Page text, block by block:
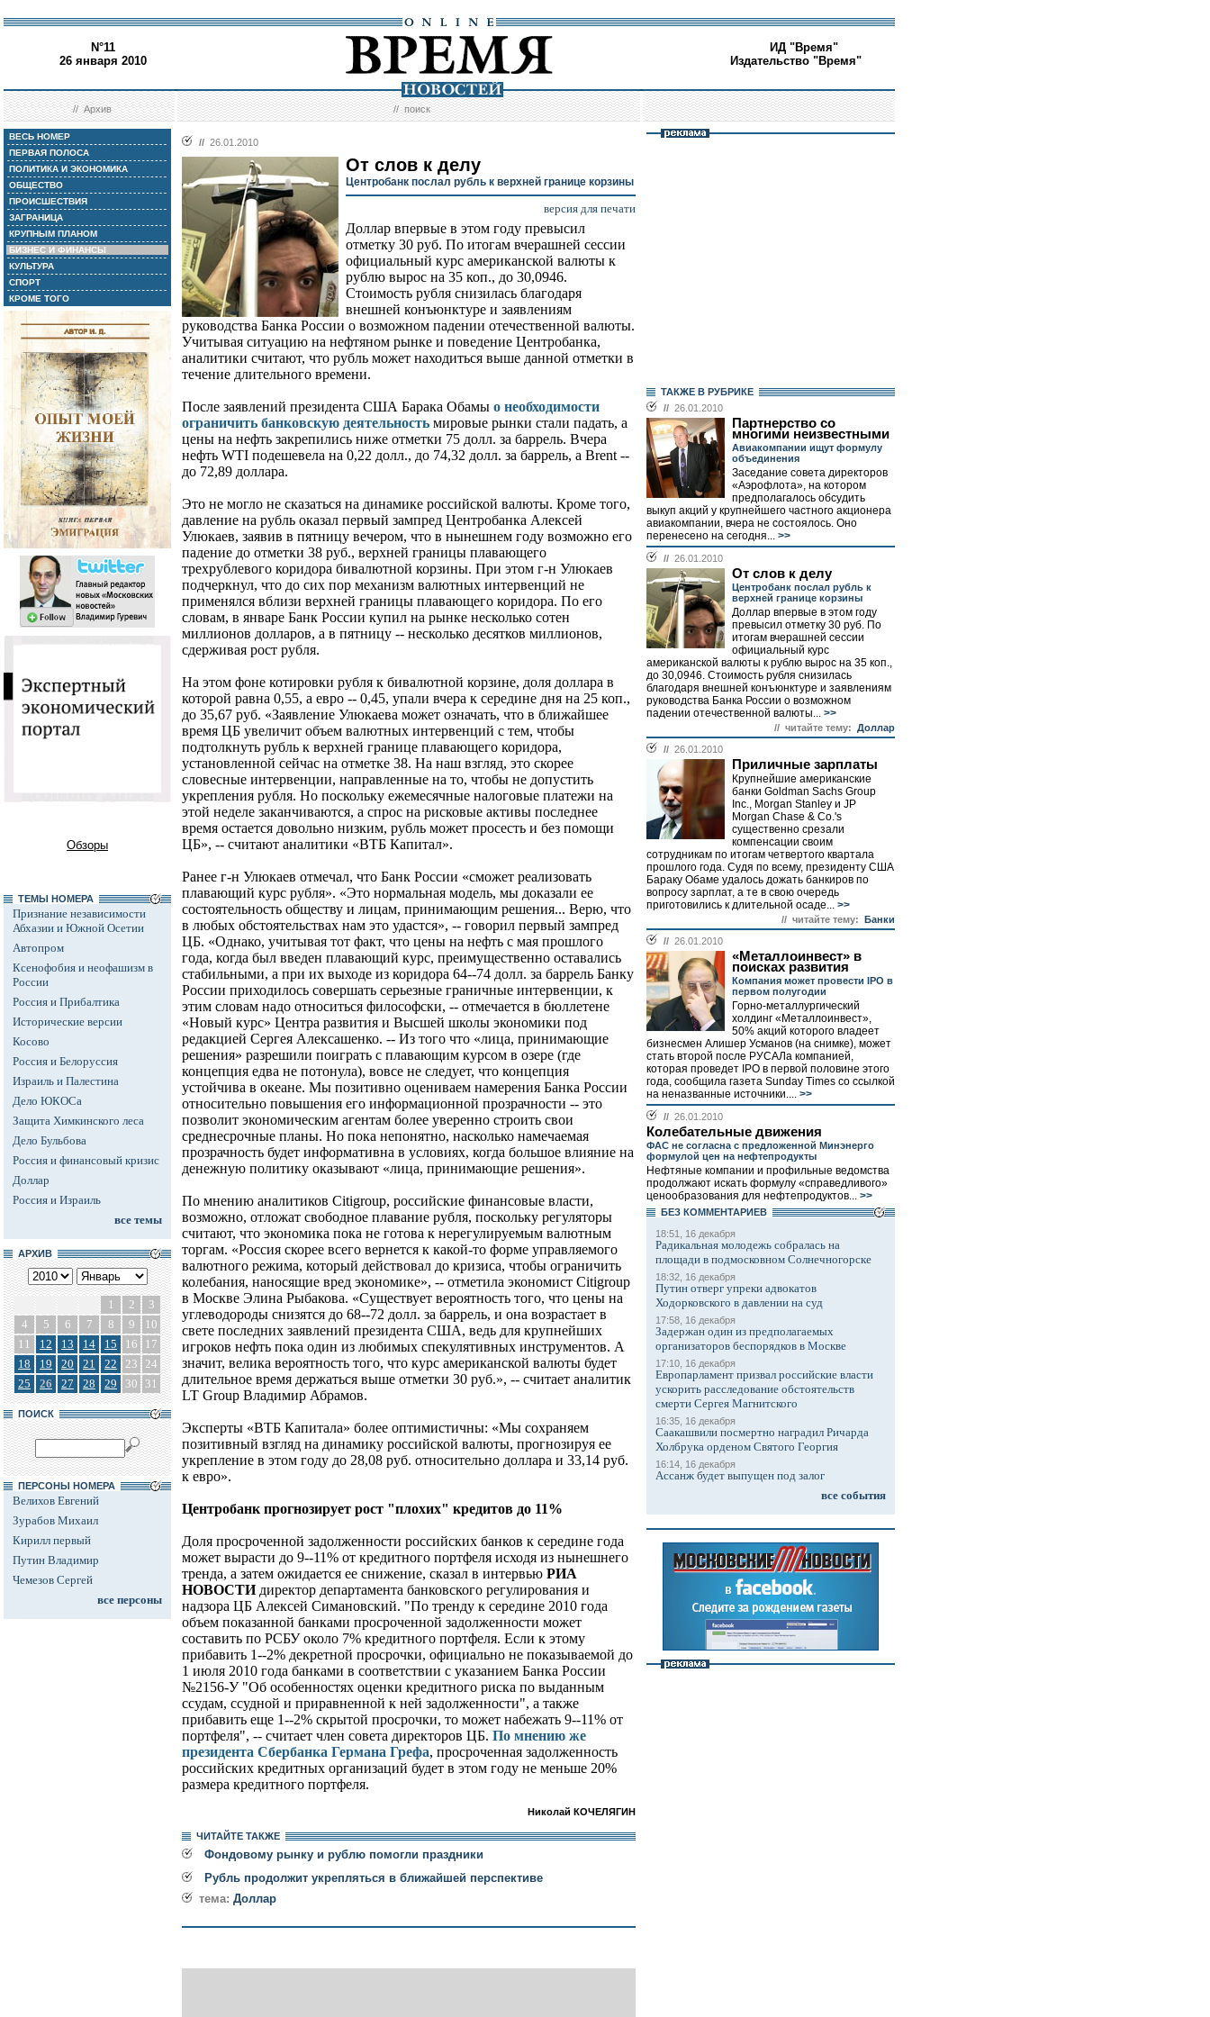
N°11
26 января 2010
ИД "Время"
Издательство "Время"
//Архив //поиск
ВЕСЬ НОМЕР
ПЕРВАЯ ПОЛОСА
ПОЛИТИКА И ЭКОНОМИКА
ОБЩЕСТВО
ПРОИСШЕСТВИЯ
ЗАГРАНИЦА
КРУПНЫМ ПЛАНОМ
БИЗНЕС И ФИНАНСЫ
КУЛЬТУРА
СПОРТ
КРОМЕ ТОГО
Обзоры
ТЕМЫ НОМЕРА
Признание независимости
Абхазии и Южной Осетии
Автопром
Ксенофобия и неофашизм в
России
Россия и Прибалтика
Исторические версии
Косово
Россия и Белоруссия
Израиль и Палестина
Дело ЮКОСа
Защита Химкинского леса
Дело Бульбова
Россия и финансовый кризис
Доллар
Россия и Израиль
все темы
АРХИВ
1 2
3
4
5 6 7 8 9
10
11
12 13 14 15 16
17
18
19 20 21 22 23 24
25
26 27 28 29 30 31
ПОИСК
ПЕРСОНЫ НОМЕРА
Велихов Евгений
Зурабов Михаил
Кирилл первый
Путин Владимир
Чемезов Сергей
все персоны
// 26.01.2010
От слов к делу
Центробанк послал рубль к верхней границе корзины
версия для печати
Доллар впервые в этом году превысил
отметку 30 руб. По итогам вчерашней сессии
официальный курс американской валюты к
рублю вырос на 35 коп., до 30,0946.
Стоимость рубля снизилась благодаря
внешней конъюнктуре и заявлениям
руководства Банка России о возможном падении отечественной валюты.
Учитывая ситуацию на нефтяном рынке и поведение Центробанка,
аналитики считают, что рубль может находиться выше данной отметки в
течение длительного времени.
После заявлений президента США Барака Обамы о необходимости
ограничить банковскую деятельность мировые рынки стали падать, а
цены на нефть закрепились ниже отметки 75 долл. за баррель. Вчера
нефть WTI подешевела на 0,22 долл., до 74,32 долл. за баррель, а Brent --
до 72,89 доллара.
Это не могло не сказаться на динамике российской валюты. Кроме того,
давление на рубль оказал первый зампред Центробанка Алексей
Улюкаев, заявив в пятницу вечером, что в нынешнем году возможно его
падение до отметки 38 руб., верхней границы плавающего
трехрублевого коридора бивалютной корзины. При этом г-н Улюкаев
подчеркнул, что до сих пор механизм валютных интервенций не
применялся вблизи верхней границы плавающего коридора. По его
словам, в январе Банк России купил на рынке несколько сотен
миллионов долларов, а в пятницу -- несколько десятков миллионов,
сдерживая рост рубля.
На этом фоне котировки рубля к бивалютной корзине, доля доллара в
которой равна 0,55, а евро -- 0,45, упали вчера к середине дня на 25 коп.,
до 35,67 руб. «Заявление Улюкаева может означать, что в ближайшее
время ЦБ увеличит объем валютных интервенций с тем, чтобы
подтолкнуть рубль к верхней границе плавающего коридора,
установленной сейчас на отметке 38. На наш взгляд, это скорее
словесные интервенции, направленные на то, чтобы не допустить
укрепления рубля. Но поскольку ежемесячные налоговые платежи на
этой неделе заканчиваются, а спрос на рисковые активы последнее
время остается довольно низким, рубль может просесть и без помощи
ЦБ», -- считают аналитики «ВТБ Капитал».
Ранее г-н Улюкаев отмечал, что Банк России «сможет реализовать
плавающий курс рубля». «Это нормальная модель, мы доказали ее
состоятельность обществу и лицам, принимающим решения... Верю, что
в любых обстоятельствах нам это удастся», -- говорил первый зампред
ЦБ. «Однако, учитывая тот факт, что цены на нефть с мая прошлого
года, когда был введен плавающий курс, преимущественно оставались
стабильными, а при их выходе из коридора 64--74 долл. за баррель Банку
России приходилось совершать серьезные граничные интервенции, к
этим словам надо относиться философски, -- отмечается в бюллетене
«Новый курс» Центра развития и Высшей школы экономики под
редакцией Сергея Алексашенко. -- Из того что «лица, принимающие
решения» разрешили поиграть с плавающим курсом в озере (где
концепция едва не потонула), вовсе не следует, что концепция
устойчива в океане. Мы позитивно оцениваем намерения Банка России
относительно повышения его информационной прозрачности -- это
позволит экономическим агентам более уверенно строить свои
среднесрочные планы. Но пока непонятно, насколько намечаемая
прозрачность будет информативна в условиях, когда большое влияние на
денежную политику оказывают «лица, принимающие решения».
По мнению аналитиков Citigroup, российские финансовые власти,
возможно, отложат свободное плавание рубля, поскольку регуляторы
считают, что экономика пока не готова к нерегулируемым валютным
торгам. «Россия скорее всего вернется к какой-то форме управляемого
валютного режима, который действовал до кризиса, чтобы ограничить
колебания, наносящие вред экономике», -- отметила экономист Citigroup
в Москве Элина Рыбакова. «Существует вероятность того, что цены на
углеводороды снизятся до 68--72 долл. за баррель, и она возрастает в
свете последних заявлений президента США, ведь для крупнейших
игроков нефть пока один из любимых спекулятивных инструментов. А
значит, велика вероятность того, что курс американской валюты будет
длительное время держаться выше отметки 30 руб.», -- считает аналитик
LT Group Владимир Абрамов.
Эксперты «ВТБ Капитала» более оптимистичны: «Мы сохраняем
позитивный взгляд на динамику российской валюты, прогнозируя ее
укрепление в этом году до 28,08 руб. относительно доллара и 33,14 руб.
к евро».
Центробанк прогнозирует рост "плохих" кредитов до 11%
Доля просроченной задолженности российских банков к середине года
может вырасти до 9--11% от кредитного портфеля исходя из нынешнего
тренда, а затем ожидается ее снижение, сказал в интервью РИА
НОВОСТИ директор департамента банковского регулирования и
надзора ЦБ Алексей Симановский. "По тренду к середине 2010 года
объем показанной банками просроченной задолженности может
составить по РСБУ около 7% кредитного портфеля. Если к этому
прибавить 1--2% декретной просрочки, официально не показываемой до
1 июля 2010 года банками в соответствии с указанием Банка России
№2156-У "Об особенностях оценки кредитного риска по выданным
ссудам, ссудной и приравненной к ней задолженности", а также
прибавить еще 1--2% скрытой просрочки, то может набежать 9--11% от
портфеля", -- считает член совета директоров ЦБ. По мнению же
президента Сбербанка Германа Грефа, просроченная задолженность
российских кредитных организаций будет в этом году не меньше 20%
размера кредитного портфеля.
Николай КОЧЕЛЯГИН
ЧИТАЙТЕ ТАКЖЕ
Фондовому рынку и рублю помогли праздники
Рубль продолжит укрепляться в ближайшей перспективе
тема: Доллар
ТАКЖЕ В РУБРИКЕ
// 26.01.2010
Партнерство со
многими неизвестными
Авиакомпании ищут формулу
объединения
Заседание совета директоров
«Аэрофлота», на котором
предполагалось обсудить
выкуп акций у крупнейшего частного акционера
авиакомпании, вчера не состоялось. Оно
перенесено на сегодня... >>
// 26.01.2010
От слов к делу
Центробанк послал рубль к
верхней границе корзины
Доллар впервые в этом году
превысил отметку 30 руб. По
итогам вчерашней сессии
официальный курс
американской валюты к рублю вырос на 35 коп.,
до 30,0946. Стоимость рубля снизилась
благодаря внешней конъюнктуре и заявлениям
руководства Банка России о возможном
падении отечественной валюты... >>
// читайте тему: Доллар
// 26.01.2010
Приличные зарплаты
Крупнейшие американские
банки Goldman Sachs Group
Inc., Morgan Stanley и JP
Morgan Chase & Co.'s
существенно срезали
компенсации своим
сотрудникам по итогам четвертого квартала
прошлого года. Судя по всему, президенту США
Бараку Обаме удалось дожать банкиров по
вопросу зарплат, а те в свою очередь
приготовились к длительной осаде... >>
// читайте тему: Банки
// 26.01.2010
«Металлоинвест» в
поисках развития
Компания может провести IPO в
первом полугодии
Горно-металлургический
холдинг «Металлоинвест»,
50% акций которого владеет
бизнесмен Алишер Усманов (на снимке), может
стать второй после РУСАЛа компанией,
которая проведет IPO в первой половине этого
года, сообщила газета Sunday Times со ссылкой
на неназванные источники.... >>
// 26.01.2010
Колебательные движения
ФАС не согласна с предложенной Минэнерго
формулой цен на нефтепродукты
Нефтяные компании и профильные ведомства
продолжают искать формулу «справедливого»
ценообразования для нефтепродуктов... >>
БЕЗ КОМMЕНТАРИЕВ
18:51, 16 декабря
Радикальная молодежь собралась на
площади в подмосковном Солнечногорске
18:32, 16 декабря
Путин отверг упреки адвокатов
Ходорковского в давлении на суд
17:58, 16 декабря
Задержан один из предполагаемых
организаторов беспорядков в Москве
17:10, 16 декабря
Европарламент призвал российские власти
ускорить расследование обстоятельств
смерти Сергея Магнитского
16:35, 16 декабря
Саакашвили посмертно наградил Ричарда
Холбрука орденом Святого Георгия
16:14, 16 декабря
Ассанж будет выпущен под залог
все события